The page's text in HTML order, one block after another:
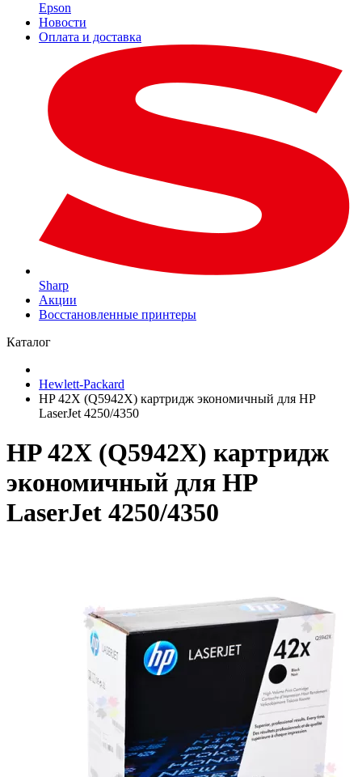
Epson
Новости
Оплата и доставка
Sharp
Акции
Восстановленные принтеры
Каталог
Hewlett-Packard
HP 42X (Q5942X) картридж экономичный для HP
LaserJet 4250/4350
HP 42X (Q5942X) картридж
экономичный для HP
LaserJet 4250/4350